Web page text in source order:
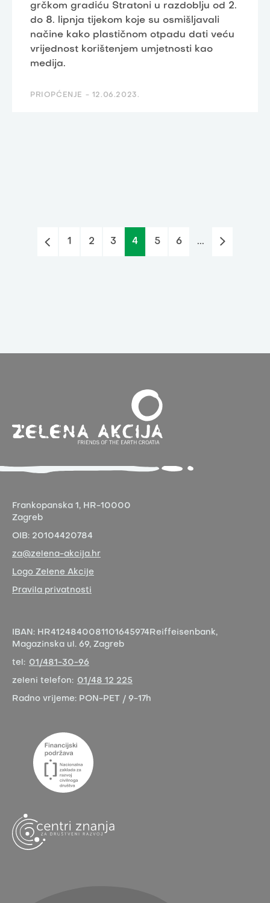
grčkom gradiću Stratoni u razdoblju od 2.
do 8. lipnja tijekom koje su osmišljavali
načine kako plastičnom otpadu dati veću
vrijednost korištenjem umjetnosti kao
medija.
PRIOPĆENJE - 12.06.2023.
1 2 3 4 5 6 ...
Frankopanska 1, HR-10000
Zagreb
OIB: 20104420784
za@zelena-akcija.hr
Logo Zelene Akcije
Pravila privatnosti
IBAN: HR4124840081101645974 Reiffeisenbank,
Magazinska ul. 69, Zagreb
tel: 01/481-30-96
zeleni telefon: 01/48 12 225
Radno vrijeme: PON-PET / 9-17h